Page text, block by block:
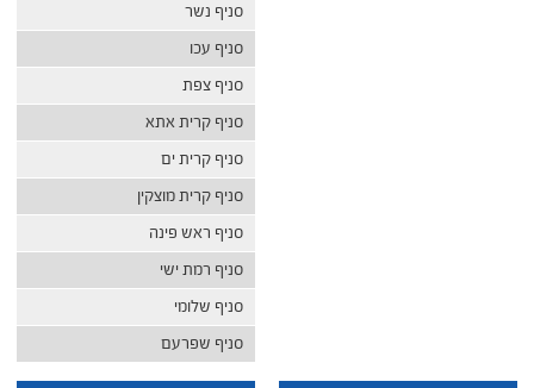
סניף נשר
סניף עכו
סניף צפת
סניף קרית אתא
סניף קרית ים
סניף קרית מוצקין
סניף ראש פינה
סניף רמת ישי
סניף שלומי
סניף שפרעם